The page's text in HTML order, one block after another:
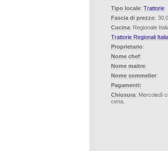
Tipo locale: Trattorie
Fascia di prezzo:
Cucina: Regionale
Trattorie Regionali
Proprietario:
Nome chef:
Nome maitre:
Nome sommelier:
Pagamenti:
Chiusura: Mercoledì
cena,